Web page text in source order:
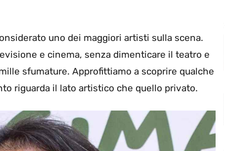
uno dei maggiori artisti sulla scena.
e cinema, senza dimenticare il teatro e
sfumature. Approfittiamo a scoprire qualche
riguarda il lato artistico che quello privato.